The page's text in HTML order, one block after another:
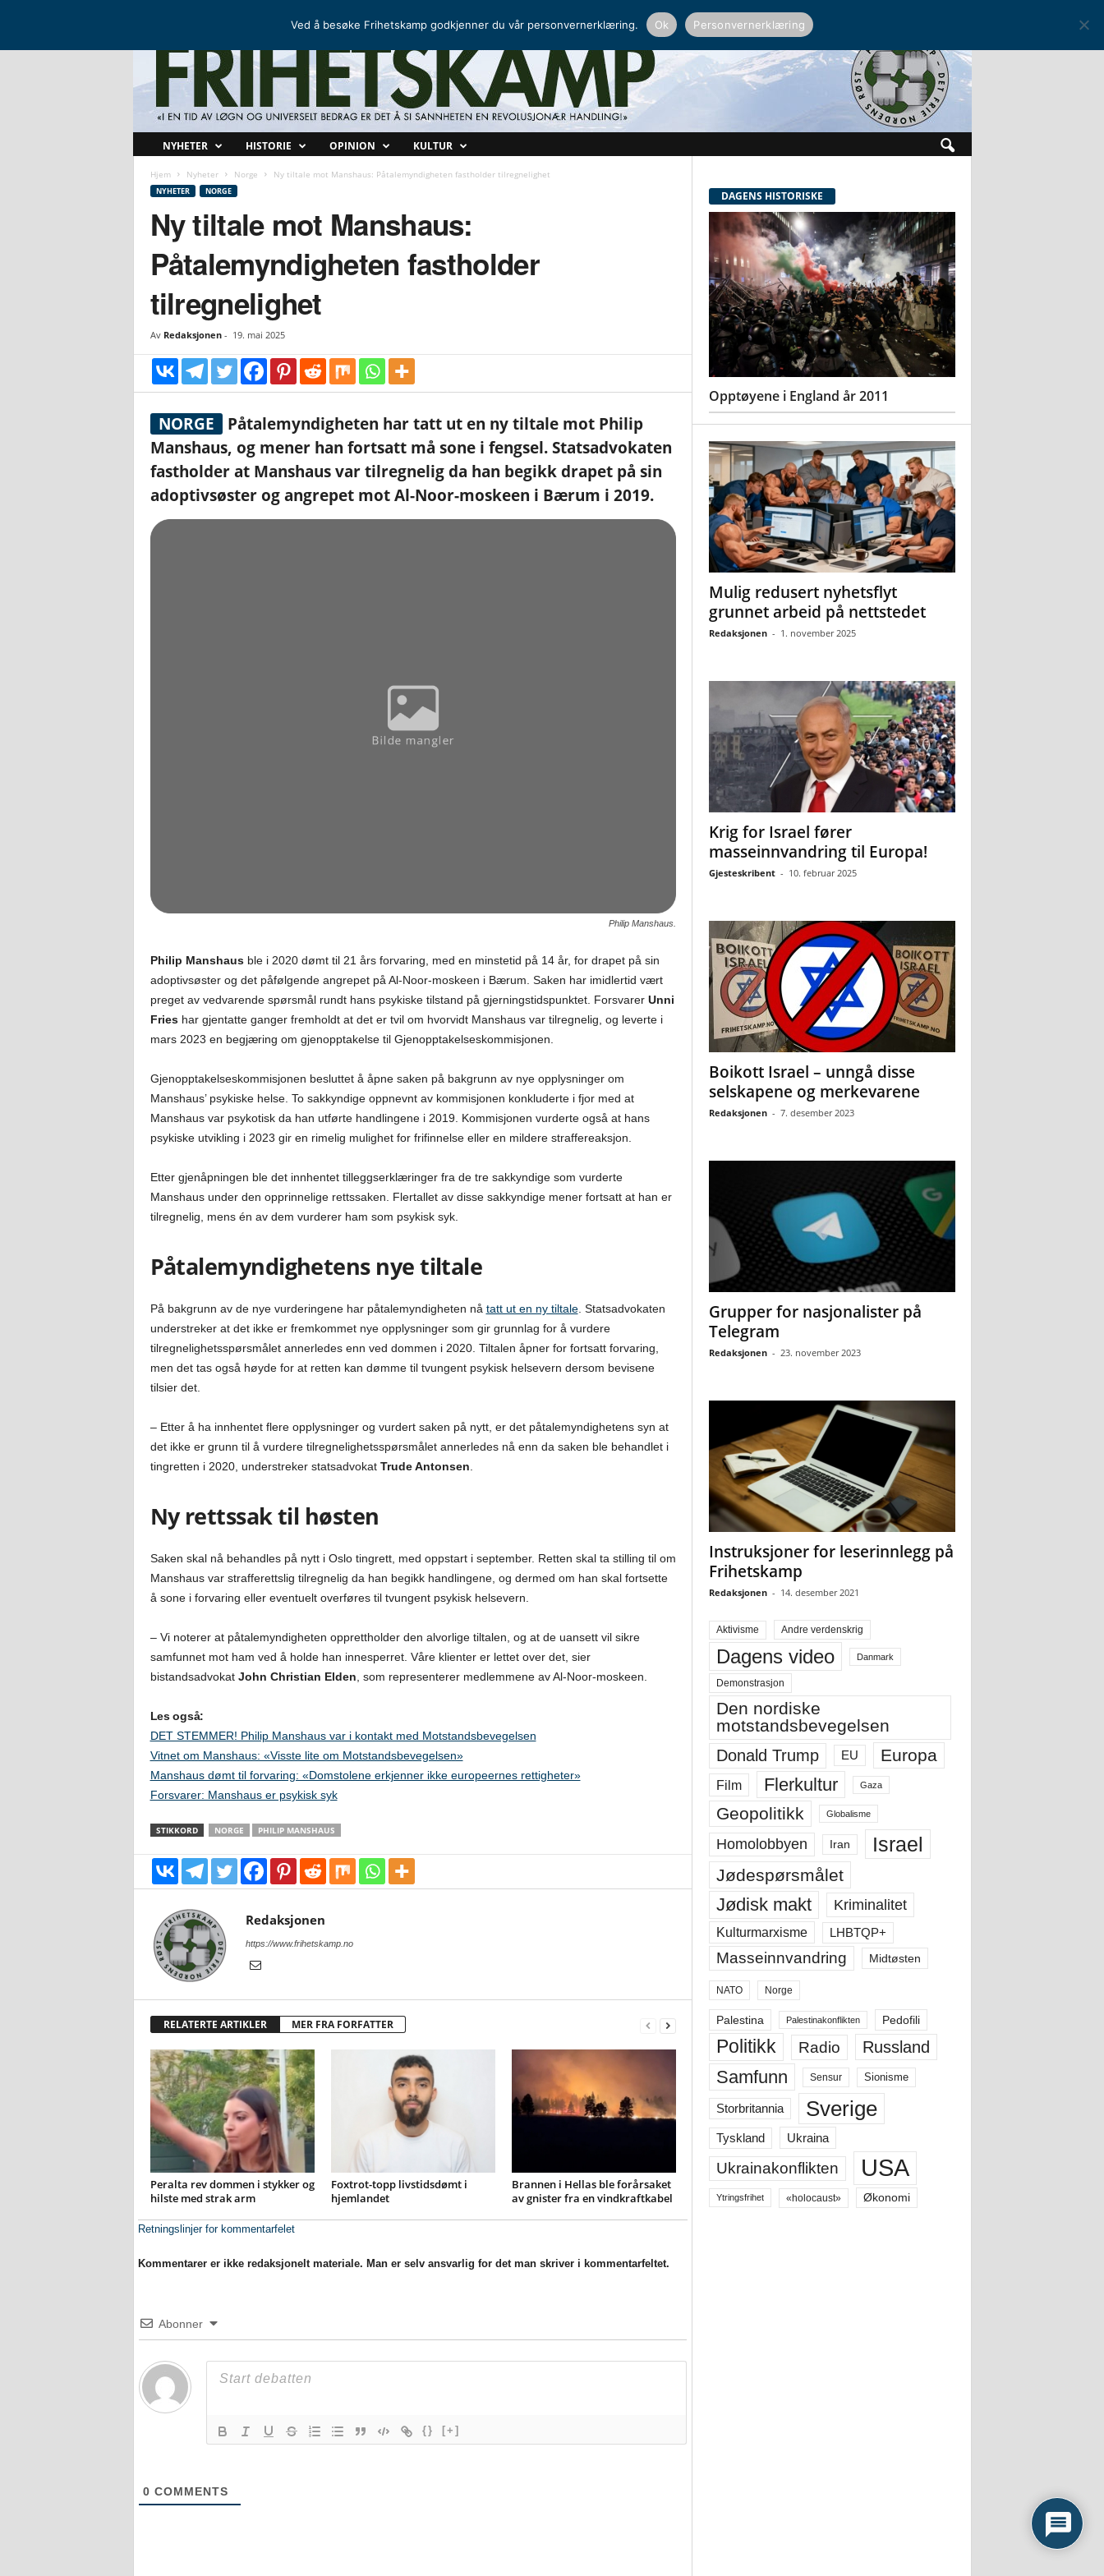
r
NYHETER HISTORIE OPINION KULTUR
Hjem Nyheter Norge Ny tiltale mot Manshaus: Påtalemyndigheten fastholder tilregnelighet
NYHETER NORGE
Ny tiltale mot Manshaus:
Påtalemyndigheten fastholder
tilregnelighet
Av Redaksjonen- 19. mai 2025
NORGE
Påtalemyndigheten har tatt ut en ny tiltale mot Philip
Manshaus, og mener han fortsatt må sone i fengsel. Statsadvokaten
fastholder at Manshaus var tilregnelig da han begikk drapet på sin
adoptivsøster og angrepet mot Al-Noor-moskeen i Bærum i 2019.
Philip Manshaus.
Philip Manshausble i 2020 dømt til 21 års forvaring, med en minstetid på 14 år, for drapet på sin
adoptivsøster og det påfølgende angrepet på Al-Noor-moskeen i Bærum. Saken har imidlertid vært
preget av vedvarende spørsmål rundt hans psykiske tilstand på gjerningstidspunktet. Forsvarer Unni
Frieshar gjentatte ganger fremholdt at det er tvil om hvorvidt Manshaus var tilregnelig, og leverte i
mars 2023 en begjæring om gjenopptakelse til Gjenopptakelseskommisjonen.
Gjenopptakelseskommisjonen besluttet å åpne saken på bakgrunn av nye opplysninger om
Manshaus’ psykiske helse. To sakkyndige oppnevnt av kommisjonen konkluderte i fjor med at
Manshaus var psykotisk da han utførte handlingene i 2019. Kommisjonen vurderte også at hans
psykiske utvikling i 2023 gir en rimelig mulighet for frifinnelse eller en mildere straffereaksjon.
Etter gjenåpningen ble det innhentet tilleggserklæringer fra de tre sakkyndige som vurderte
Manshaus under den opprinnelige rettssaken. Flertallet av disse sakkyndige mener fortsatt at han er
tilregnelig, mens én av dem vurderer ham som psykisk syk.
Påtalemyndighetens nye tiltale
På bakgrunn av de nye vurderingene har påtalemyndigheten nå tatt ut en ny tiltale. Statsadvokaten
understreker at det ikke er fremkommet nye opplysninger som gir grunnlag for å vurdere
tilregnelighetsspørsmålet annerledes enn ved dommen i 2020. Tiltalen åpner for fortsatt forvaring,
men det tas også høyde for at retten kan dømme til tvungent psykisk helsevern dersom bevisene
tilsier det.
– Etter å ha innhentet flere opplysninger og vurdert saken på nytt, er det påtalemyndighetens syn at
det ikke er grunn til å vurdere tilregnelighetsspørsmålet annerledes nå enn da saken ble behandlet i
tingretten i 2020, understreker statsadvokat Trude Antonsen
Ny rettssak til høsten
Saken skal nå behandles på nytt i Oslo tingrett, med oppstart i september. Retten skal ta stilling til om
Manshaus var strafferettslig tilregnelig da han begikk handlingene, og dermed om han skal fortsette
å sone i forvaring eller eventuelt overføres til tvungent psykisk helsevern.
– Vi noterer at påtalemyndigheten opprettholder den alvorlige tiltalen, og at de uansett vil sikre
samfunnet mot ham ved å holde han innesperret. Våre klienter er lettet over det, sier
bistandsadvokat John Christian Elden , som representerer medlemmene av Al-Noor-moskeen.
Les også:
DET STEMMER! Philip Manshaus var i kontakt med Motstandsbevegelsen
Vitnet om Manshaus: «Visste lite om Motstandsbevegelsen»
Manshaus dømt til forvaring: «Domstolene erkjenner ikke europeernes rettigheter»
Forsvarer: Manshaus er psykisk syk
STIKKORD NORGE PHILIP MANSHAUS
Redaksjonen
https://www.frihetskamp.no
RELATERTE ARTIKLER MER FRA FORFATTER
Peralta rev dommen i stykker og
hilste med strak arm
Foxtrot-topp livstidsdømt i
hjemlandet
Brannen i Hellas ble forårsaket
av gnister fra en vindkraftkabel
Retningslinjer for kommentarfelet
Kommentarer er ikke redaksjonelt materiale. Man er selv ansvarlig for det man skriver i kommentarfeltet.
Abonner
{} [+]
0 COMMENTS
DAGENS HISTORISKE
Opptøyene i England år 2011
Mulig redusert nyhetsflyt
grunnet arbeid på nettstedet
Redaksjonen - 1. november 2025
Krig for Israel fører
masseinnvandring til Europa!
Gjesteskribent - 10. februar 2025
Boikott Israel – unngå disse
selskapene og merkevarene
Redaksjonen - 7. desember 2023
Grupper for nasjonalister på
Telegram
Redaksjonen - 23. november 2023
Instruksjoner for leserinnlegg på
Frihetskamp
Redaksjonen - 14. desember 2021
Aktivisme Andre verdenskrig
Dagens video Danmark
Demonstrasjon
Den nordiske
motstandsbevegelsen
Donald Trump EU Europa
Film Flerkultur Gaza
Geopolitikk Globalisme
Homolobbyen Iran Israel
Jødespørsmålet
Jødisk makt Kriminalitet
Kulturmarxisme LHBTQP+
Masseinnvandring Midtøsten
NATO Norge
Palestina Palestinakonflikten Pedofili
Politikk Radio Russland
Samfunn Sensur Sionisme
Storbritannia Sverige
Tyskland Ukraina
Ukrainakonflikten USA
Ytringsfrihet «holocaust» Økonomi
Ved å besøke Frihetskamp godkjenner du vår personvernerklæring. Ok Personvernerklæring